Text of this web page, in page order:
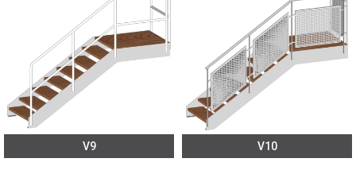
V9 V10